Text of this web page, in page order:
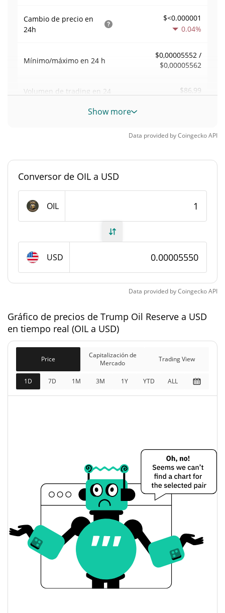
Cambio de precio en
24h
$<0.000001
0.04%
Mínimo/máximo en 24 h
$0,00005552 /
$0,00005562
Volumen de trading en 24
$86,99
0,0015674721
mercado
Rango en el mercado
Suministro de Trump Oil Reserve
Suministro circulante
Suministro total 999.961.888,282 OIL
Capitalización de mercado de Trump Oil Reserve
Capitalización de
Mercado
0.04%
Capitalización de
mercado
Mínimo/máximo de ayer
$0,00005553995 /
$0,000055566885
Apertura/cierre de ayer
$0,00005553995 /
$0,000055566885
Cambio de ayer
Volumen de ayer $73,075384
Historial de precios de Trump Oil Reserve
Show more
Data provided byCoingeckoAPI
Conversor de OIL a USD
OIL
USD
Data provided byCoingeckoAPI
Gráfico de precios de Trump Oil Reserve a USD
en tiempo real (OIL a USD)
Price
Capitalización de
Mercado
Trading View
1D 7D 1M 3M 1Y YTD ALL